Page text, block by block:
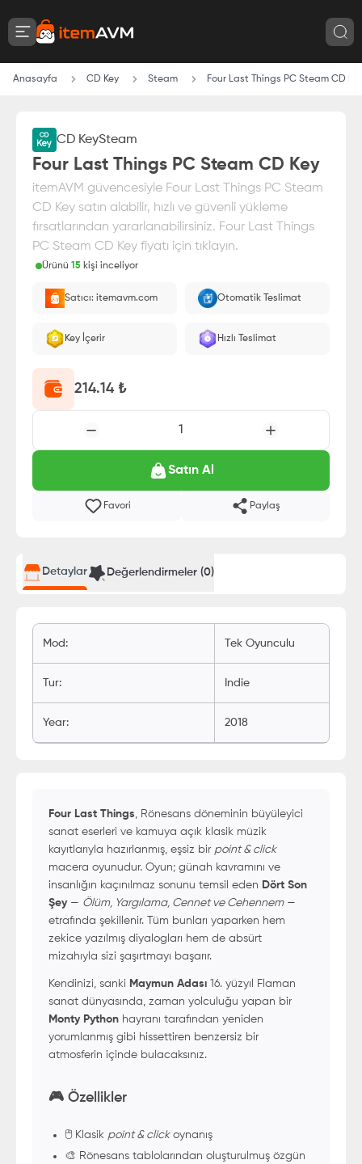
Anasayfa CD Key Steam Four Last Things PC Steam CD
CD KeySteam
Four Last Things PC Steam CD Key
itemAVM güvencesiyle Four Last Things PC Steam
CD Key satın alabilir, hızlı ve güvenli yükleme
fırsatlarından yararlanabilirsiniz. Four Last Things
PC Steam CD Key fiyatı için tıklayın.
Ürünü 15 kişi inceliyor
E-Pin olarak yüklenir.
Satıcı: itemavm.com Otomatik Teslimat
Key İçerir Hızlı Teslimat
214.14₺
1
Satın Al
Favori Paylaş
Detaylar Değerlendirmeler (0)
Mod : Tek Oyunculu
Tur: Indie
Year: 2018
Four Last Things, Rönesans döneminin büyüleyici
sanat eserleri ve kamuya açık klasik müzik
kayıtlarıyla hazırlanmış, eşsiz bir point & click
macera oyunudur. Oyun; günah kavramını ve
insanlığın kaçınılmaz sonunu temsil eden Dört Son
Şey— Ölüm, Yargılama, Cennet ve Cehennem—
etrafında şekillenir. Tüm bunları yaparken hem
zekice yazılmış diyalogları hem de absürt
mizahıyla sizi şaşırtmayı başarır.
Kendinizi, sanki Maymun Adası 16. yüzyıl Flaman
sanat dünyasında, zaman yolculuğu yapan bir
Monty Python hayranı tarafından yeniden
yorumlanmış gibi hissettiren benzersiz bir
atmosferin içinde bulacaksınız.
🎮 Özellikler
🖱️ Klasik point & clickoynanış
🎨 Rönesans tablolarından oluşturulmuş özgün